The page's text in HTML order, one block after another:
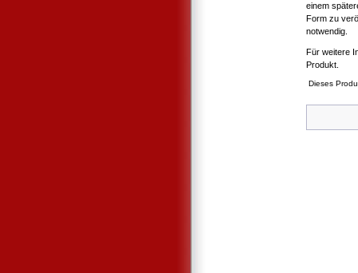
einem
Form zu
notwendig.
Für weitere
Produkt.
Dieses